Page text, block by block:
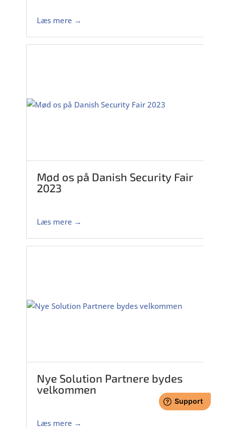
Læs mere →
Mød os på Danish Security Fair
2023
Læs mere →
Nye Solution Partnere bydes
velkommen
Læs mere →